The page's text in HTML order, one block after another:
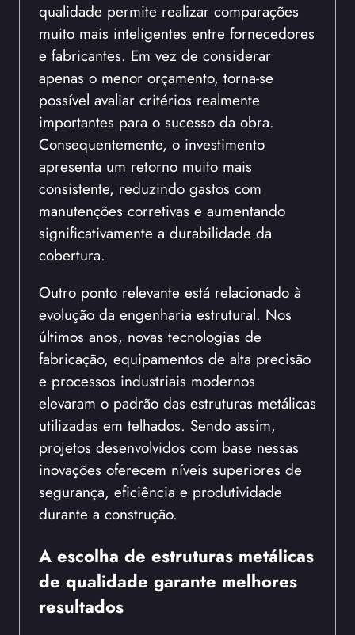
qualidade permite realizar comparações
muito mais inteligentes entre fornecedores
e fabricantes. Em vez de considerar
apenas o menor orçamento, torna-se
possível avaliar critérios realmente
importantes para o sucesso da obra.
Consequentemente, o investimento
apresenta um retorno muito mais
consistente, reduzindo gastos com
manutenções corretivas e aumentando
significativamente a durabilidade da
cobertura.
Outro ponto relevante está relacionado à
evolução da engenharia estrutural. Nos
últimos anos, novas tecnologias de
fabricação, equipamentos de alta precisão
e processos industriais modernos
elevaram o padrão das estruturas metálicas
utilizadas em telhados. Sendo assim,
projetos desenvolvidos com base nessas
inovações oferecem níveis superiores de
segurança, eficiência e produtividade
durante a construção.
A escolha de estruturas metálicas
de qualidade garante melhores
resultados